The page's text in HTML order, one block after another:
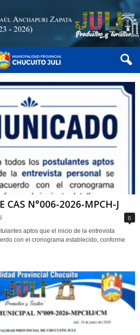
CAS N°006-2026-MPCH-J
0
aptos que el inicio de la entrevista
con el cronograma establecido, conforme